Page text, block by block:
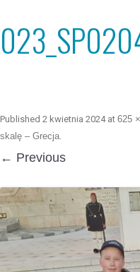
Published 2 kwietnia 2024at 625
skalę – Grecja.
← Previous